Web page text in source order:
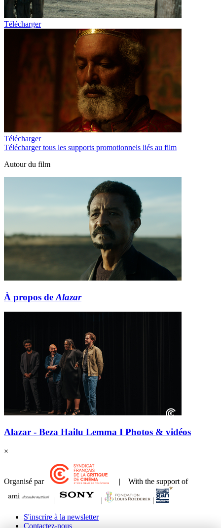
Télécharger
Télécharger
Télécharger tous les supports promotionnels liés au film
Autour du film
À propos de Alazar
Alazar - Beza Hailu Lemma I Photos & vidéos
×
Organisé par | With the support of
| |
|
S'inscrire à la newsletter
Contactez-nous